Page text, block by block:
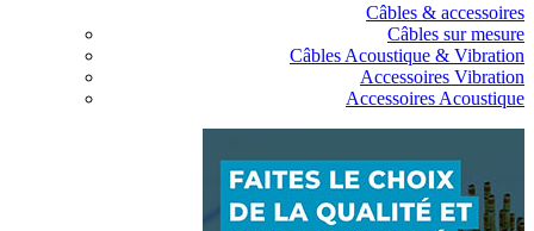
Câbles & accessoires
Câbles sur mesure
Câbles Acoustique & Vibration
Accessoires Vibration
Accessoires Acoustique